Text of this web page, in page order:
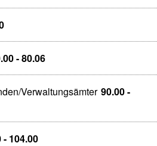
- 80.06
Verwaltungsämter 90.00 -
- 104.00